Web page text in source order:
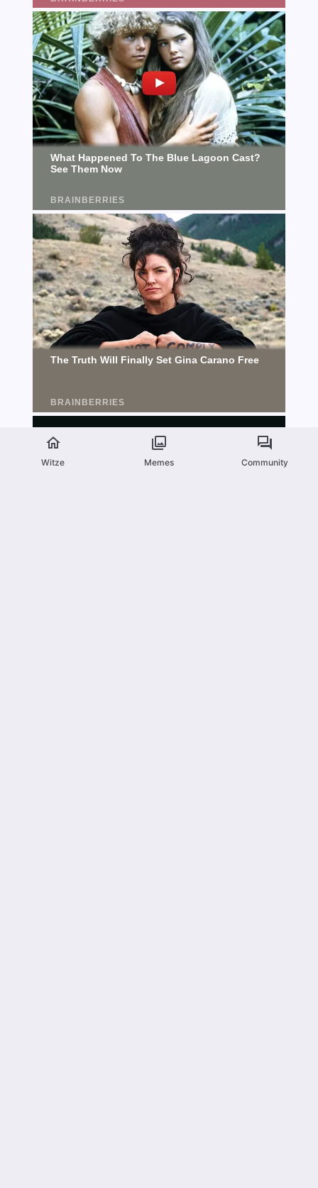
Witze Memes Community